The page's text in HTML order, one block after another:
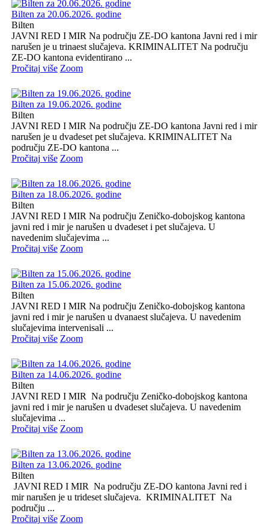
Bilten za 20.06.2026. godine
Bilten
JAVNI RED I MIR Na području ZE-DO kantona Javni red i mir
narušen je u trinaest slučajeva. KRIMINALITET Na području
ZE-DO kantona evidentirano ...
Pročitaj više Zoom
Bilten za 19.06.2026. godine
Bilten
JAVNI RED I MIR Na području ZE-DO kantona Javni red i mir
narušen je u dvadeset pet slučajeva. KRIMINALITET Na
području ZE-DO kantona ...
Pročitaj više Zoom
Bilten za 18.06.2026. godine
Bilten
JAVNI RED I MIR Na području Zeničko-dobojskog kantona
javni red i mir je narušen u dvadeset i pet slučajeva. U
navedenim slučajevima ...
Pročitaj više Zoom
Bilten za 15.06.2026. godine
Bilten
JAVNI RED I MIR Na području Zeničko-dobojskog kantona
javni red i mir je narušen u dvanaest slučajeva. U navedenim
slučajevima intervenisali ...
Pročitaj više Zoom
Bilten za 14.06.2026. godine
Bilten
JAVNI RED I MIR Na području Zeničko-dobojskog kantona
javni red i mir je narušen u dvadeset slučajeva. U navedenim
slučajevima ...
Pročitaj više Zoom
Bilten za 13.06.2026. godine
Bilten
JAVNI RED I MIR Na području ZE-DO kantona Javni red i
mir narušen je u trideset slučajeva. KRIMINALITET Na
području ...
Pročitaj više Zoom